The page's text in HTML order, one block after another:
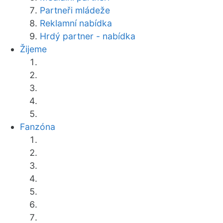
Partneři mládeže
Reklamní nabídka
Hrdý partner - nabídka
Žijeme
Fanzóna